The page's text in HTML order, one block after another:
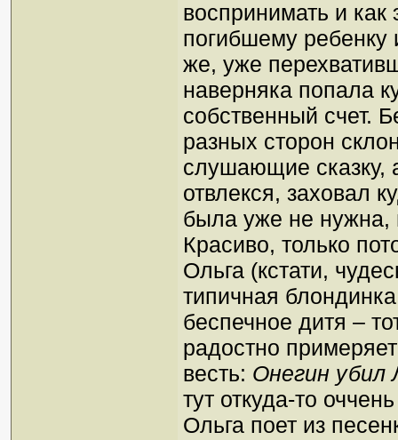
воспринимать и
погибшему
же, уже
наверняка попала
собственный счет.
разных сторон
слушающие сказку,
отвлекся, заховал
была уже не нужна,
Красиво, только
Ольга (кстати,
типичная
беспечное дитя –
радостно
весть: Онегин убил
тут откуда-то
Ольга поет из